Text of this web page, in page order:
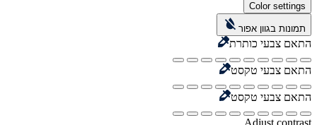
Color settings
תמונות בגוון אפור
התאם צבעי כותרת
התאם צבעי טקסט
התאם צבעי טקסט